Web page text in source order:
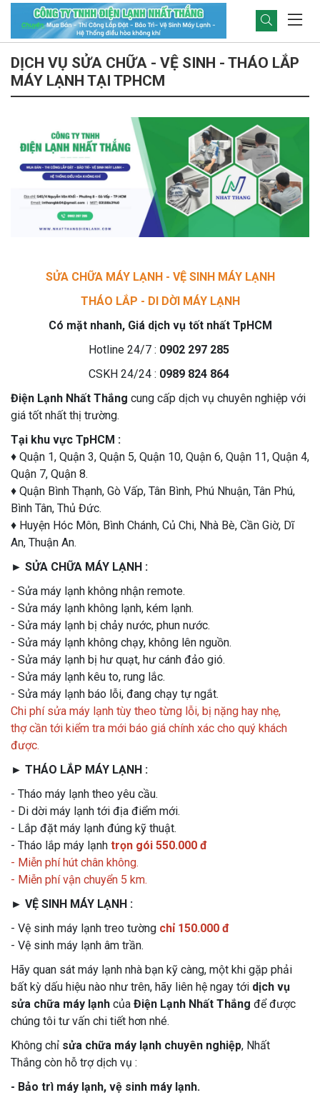
DỊCH VỤ SỬA CHỮA - VỆ SINH - THÁO LẮP
MÁY LẠNH TẠI TPHCM
SỬA CHỮA MÁY LẠNH - VỆ SINH MÁY LẠNH
THÁO LẮP - DI DỜI MÁY LẠNH
Có mặt nhanh, Giá dịch vụ tốt nhất TpHCM
Hotline 24/7 : 0902 297 285
CSKH 24/24 : 0989 824 864
Điện Lạnh Nhất Thắng cung cấp dịch vụ chuyên nghiệp với
giá tốt nhất thị trường.
Tại khu vực TpHCM :
♦ Quận 1, Quận 3, Quận 5, Quận 10, Quận 6, Quận 11, Quận 4,
Quận 7, Quận 8.
♦ Quận Bình Thạnh, Gò Vấp, Tân Bình, Phú Nhuận, Tân Phú,
Bình Tân, Thủ Đức.
♦ Huyện Hóc Môn, Bình Chánh, Củ Chi, Nhà Bè, Cần Giờ, Dĩ
An, Thuận An.
► SỬA CHỮA MÁY LẠNH :
- Sửa máy lạnh không nhận remote.
- Sửa máy lạnh không lạnh, kém lạnh.
- Sửa máy lạnh bị chảy nước, phun nước.
- Sửa máy lạnh không chạy, không lên nguồn.
- Sửa máy lạnh bị hư quạt, hư cánh đảo gió.
- Sửa máy lạnh kêu to, rung lắc.
- Sửa máy lạnh báo lỗi, đang chạy tự ngắt.
Chi phí sửa máy lạnh tùy theo từng lỗi, bị nặng hay nhẹ,
thợ cần tới kiểm tra mới báo giá chính xác cho quý khách
được.
► THÁO LẮP MÁY LẠNH :
- Tháo máy lạnh theo yêu cầu.
- Di dời máy lạnh tới địa điểm mới.
- Lắp đặt máy lạnh đúng kỹ thuật.
- Tháo lắp máy lạnh trọn gói 550.000 đ
- Miễn phí hút chân không.
- Miễn phí vận chuyển 5 km.
► VỆ SINH MÁY LẠNH :
- Vệ sinh máy lạnh treo tường chỉ 150.000 đ
- Vệ sinh máy lạnh âm trần.
Hãy quan sát máy lạnh nhà bạn kỹ càng, một khi gặp phải
bất kỳ dấu hiệu nào như trên, hãy liên hệ ngay tới dịch vụ
sửa chữa máy lạnh của Điện Lạnh Nhất Thắng để được
chúng tôi tư vấn chi tiết hơn nhé.
Không chỉ sửa chữa máy lạnh chuyên nghiệp, Nhất
Thắng còn hỗ trợ dịch vụ :
- Bảo trì máy lạnh, vệ sinh máy lạnh.